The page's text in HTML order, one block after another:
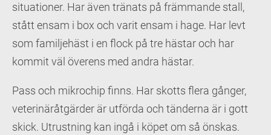
situationer. Har även tränats på främmande stall,
stått ensam i box och varit ensam i hage. Har levt
som familjehäst i en flock på tre hästar och har
kommit väl överens med andra hästar.
Pass och mikrochip finns. Har skotts flera gånger,
veterinäråtgärder är utförda och tänderna är i gott
skick. Utrustning kan ingå i köpet om så önskas.